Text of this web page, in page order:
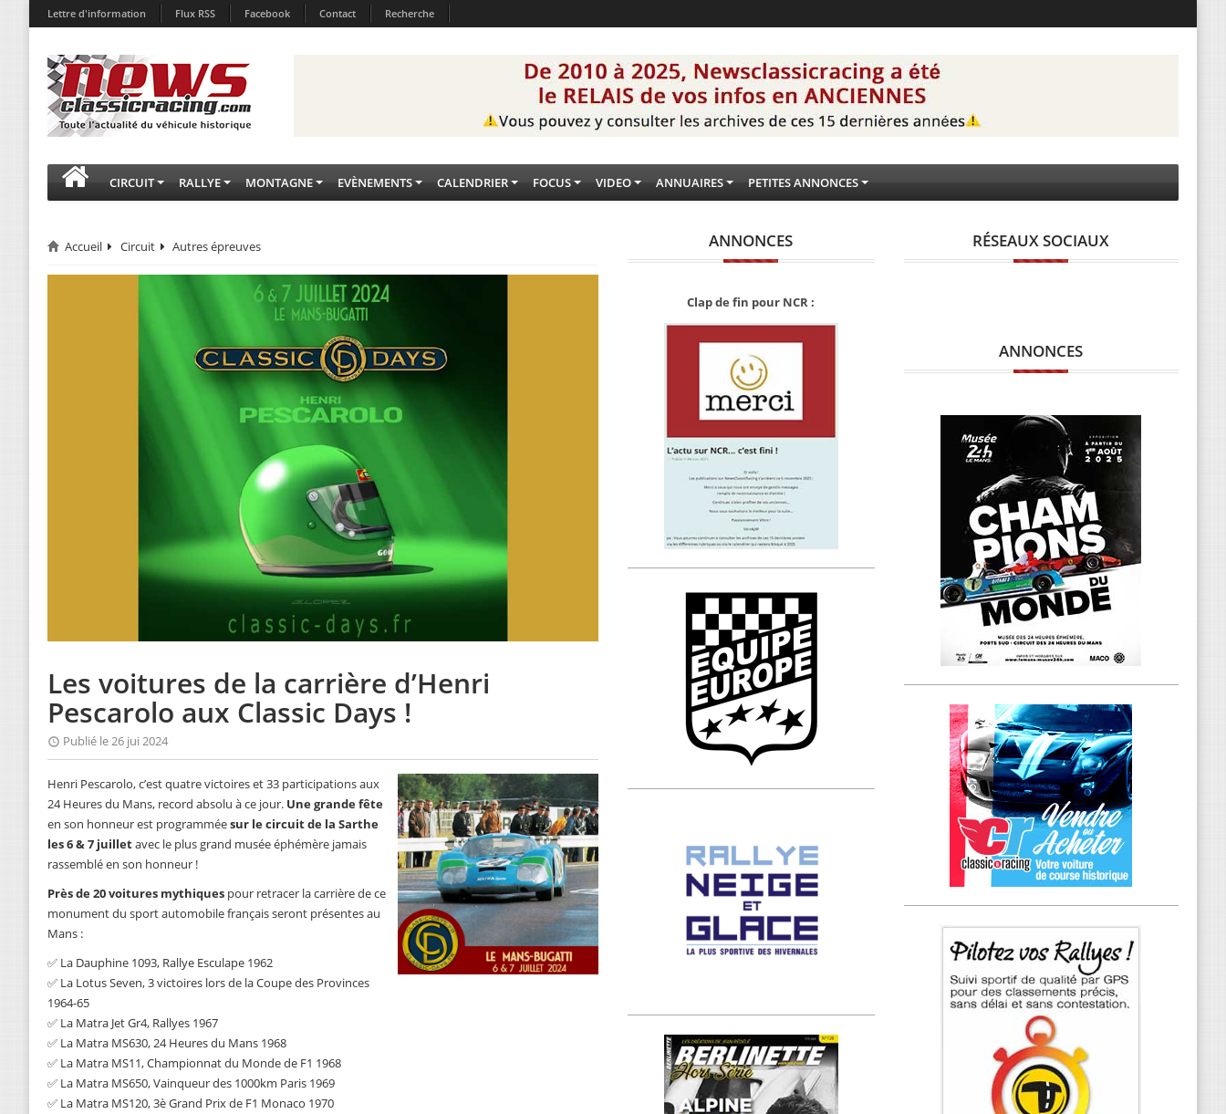
Lettre d'information Flux RSS Facebook Contact Recherche
CIRCUIT RALLYE MONTAGNE EVÈNEMENTS CALENDRIER FOCUS VIDEO ANNUAIRES PETITES ANNONCES
Accueil Circuit Autres épreuves
Les voitures de la carrière d’Henri
Pescarolo aux Classic Days !
Publié le 26 jui 2024
Henri Pescarolo, c’est quatre victoires et 33 participations aux
24 Heures du Mans, record absolu à ce jour. Une grande fête
en son honneur est programméesur le circuit de la Sarthe
les 6 & 7 juilletavec le plus grand musée éphémère jamais
rassemblé en son honneur !
Près de 20 voitures mythiques pour retracer la carrière de ce
monument du sport automobile français seront présentes au
Mans :
✅ La Dauphine 1093, Rallye Esculape 1962
✅ La Lotus Seven, 3 victoires lors de la Coupe des Provinces
1964-65
✅ La Matra Jet Gr4, Rallyes 1967
✅ La Matra MS630, 24 Heures du Mans 1968
✅ La Matra MS11, Championnat du Monde de F1 1968
✅ La Matra MS650, Vainqueur des 1000km Paris 1969
✅ La Matra MS120, 3è Grand Prix de F1 Monaco 1970
ANNONCES
Clap de fin pour NCR :
RÉSEAUX SOCIAUX
ANNONCES